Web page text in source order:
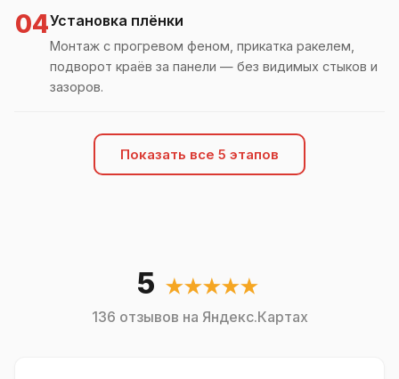
04Установка плёнки
Монтаж с прогревом феном, прикатка ракелем,
подворот краёв за панели — без видимых стыков и
зазоров.
Показать все 5 этапов
5 ★★★★★
136 отзывов на Яндекс.Картах